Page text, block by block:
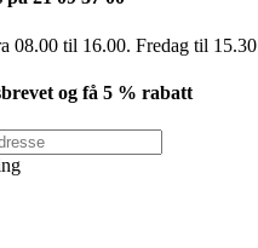
08.00 til 16.00. Fredag til 15.30
og få 5 % rabatt